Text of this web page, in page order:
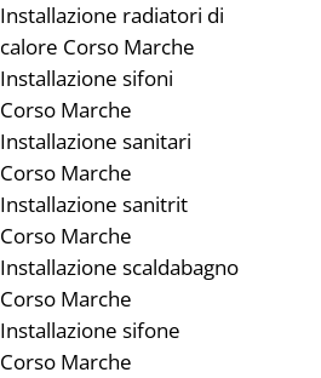
Installazione radiatori di
calore Corso Marche
Installazione sifoni
Corso Marche
Installazione sanitari
Corso Marche
Installazione sanitrit
Corso Marche
Installazione scaldabagno
Corso Marche
Installazione sifone
Corso Marche